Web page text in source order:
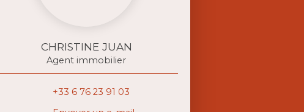
CHRISTINE JUAN
Agent immobilier
+33 6 76 23 91 03